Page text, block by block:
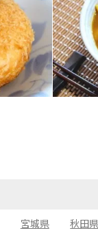
宮城県 秋田県